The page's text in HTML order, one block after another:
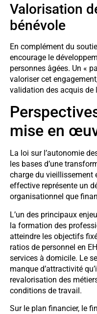
Valorisation
bénévole
En complément du
encourage le
personnes âgées. Un «
valoriser cet
validation des acquis de
mise en
La loi sur l’autonomie
les bases d’une
charge du vieillissement
effective représente un
organisationnel que
L’un des principaux
la formation des
atteindre les objectifs
ratios de personnel en
services à domicile. Le
manque d’attractivité
revalorisation des
conditions de travail.
Sur le plan financier, le